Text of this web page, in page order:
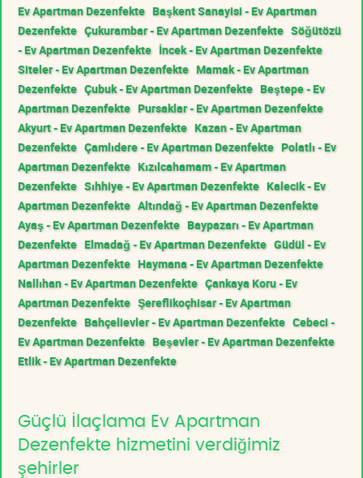
Ev Apartman Dezenfekte Başkent Sanayisi - Ev Apartman
Dezenfekte Çukurambar - Ev Apartman Dezenfekte Söğütözü
- Ev Apartman Dezenfekte İncek - Ev Apartman Dezenfekte
Siteler - Ev Apartman Dezenfekte Mamak - Ev Apartman
Dezenfekte Çubuk - Ev Apartman Dezenfekte Beştepe - Ev
Apartman Dezenfekte Pursaklar - Ev Apartman Dezenfekte
Akyurt - Ev Apartman Dezenfekte Kazan - Ev Apartman
Dezenfekte Çamlıdere - Ev Apartman Dezenfekte Polatlı - Ev
Apartman Dezenfekte Kızılcahamam - Ev Apartman
Dezenfekte Sıhhiye - Ev Apartman Dezenfekte Kalecik - Ev
Apartman Dezenfekte Altındağ - Ev Apartman Dezenfekte
Ayaş - Ev Apartman Dezenfekte Baypazarı - Ev Apartman
Dezenfekte Elmadağ - Ev Apartman Dezenfekte Güdül - Ev
Apartman Dezenfekte Haymana - Ev Apartman Dezenfekte
Nallıhan - Ev Apartman Dezenfekte Çankaya Koru - Ev
Apartman Dezenfekte Şereflikoçhisar - Ev Apartman
Dezenfekte Bahçelievler - Ev Apartman Dezenfekte Cebeci -
Ev Apartman Dezenfekte Beşevler - Ev Apartman Dezenfekte
Etlik - Ev Apartman Dezenfekte
Güçlü İlaçlama Ev Apartman
Dezenfekte hizmetini verdiğimiz
şehirler